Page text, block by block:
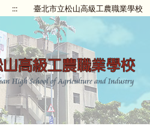
::: 臺北市立松山高級工農職業學校